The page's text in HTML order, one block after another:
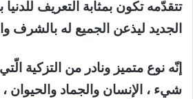
تتقدّمه تكون بمثابة التعريف
الجديد ليذعن الجميع له بالشرف
إنّه نوع متميز ونادر من التزكية
شيء ، الإنسان والجماد